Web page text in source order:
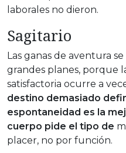
laborales no dieron.
Sagitario
Las ganas de aventura
grandes planes, porque
satisfactoria ocurre a
destino demasiado
espontaneidad es la
cuerpo pide el tipo de
placer, no por función.